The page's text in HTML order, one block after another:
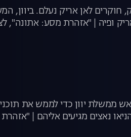
חוקרים לאן אריק נעלם.
ופיה | "אזהרת מסע: אתונה",
ממשלת יוון כדי לממש את
נאצים מגיעים אליהם |